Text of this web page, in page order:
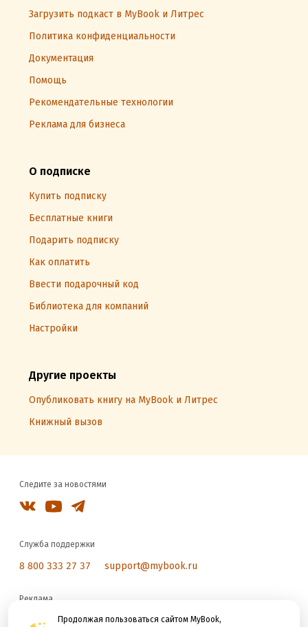
Продолжая пользоваться сайтом MyBook,
Загрузить подкаст в MyBook и Литрес
Политика конфиденциальности
Документация
Помощь
Рекомендательные технологии
Реклама для бизнеса
О подписке
Купить подписку
Бесплатные книги
Подарить подписку
Как оплатить
Ввести подарочный код
Библиотека для компаний
Настройки
Другие проекты
Опубликовать книгу на MyBook и Литрес
Книжный вызов
Следите за новостями
Служба поддержки
8 800 333 27 37 support@mybook.ru
Реклама
reklama@litres.ru